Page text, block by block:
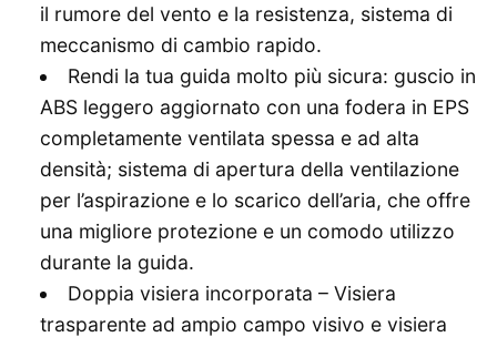
il rumore del vento e la resistenza, sistema di
meccanismo di cambio rapido.
Rendi la tua guida molto più sicura: guscio in
ABS leggero aggiornato con una fodera in EPS
completamente ventilata spessa e ad alta
densità; sistema di apertura della ventilazione
per l’aspirazione e lo scarico dell’aria, che offre
una migliore protezione e un comodo utilizzo
durante la guida.
Doppia visiera incorporata – Visiera
trasparente ad ampio campo visivo e visiera